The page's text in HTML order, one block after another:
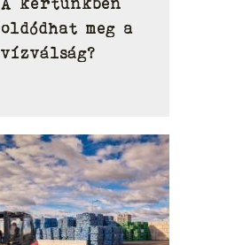
oldódhat meg a
vízválság?